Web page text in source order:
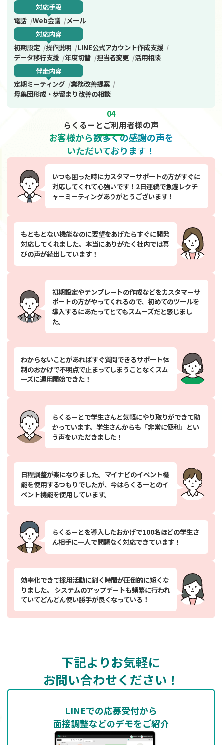
対応手段
電話 Web会議
メール
対応内容
初期設定 操作説明
LINE公式アカウント作成支援
データ移行支援 年度切替 担当者変更 活用相談
伴走内容
定期ミーティング 業務改善提案
母集団形成・歩留まり改善の相談
04
らくるーとご利用者様の声
お客様から数多くの感謝の声を
いただいております！
いつも困った時にカスタマーサポートの方がすぐに
対応してくれて心強いです！2日連続で急遽レクチ
ャーミーティングありがとうございます！
もともとない機能なのに要望をあげたらすぐに開発
対応してくれました。本当にありがたく社内では喜
びの声が続出しています！
初期設定やテンプレートの作成などをカスタマーサ
ポートの方がやってくれるので、初めてのツールを
導入するにあたってとてもスムーズだと感じまし
た。
わからないことがあればすぐ質問できるサポート体
制のおかげで不明点で止まってしまうことなくスム
ーズに運用開始できた！
らくるーとで学生さんと気軽にやり取りができて助
かっています。学生さんからも「非常に便利」とい
う声をいただきました！
日程調整が楽になりました。マイナビのイベント機
能を使用するつもりでしたが、今はらくるーとのイ
ベント機能を使用しています。
らくるーとを導入したおかげで100名ほどの学生さ
ん相手に一人で問題なく対応できています！
効率化できて採用活動に割く時間が圧倒的に短くな
りました。 システムのアップデートも頻繁に行われ
ていてどんどん使い勝手が良くなっている！
下記よりお気軽に
お問い合わせください！
LINEでの応募受付から
面接調整などのデモをご紹介